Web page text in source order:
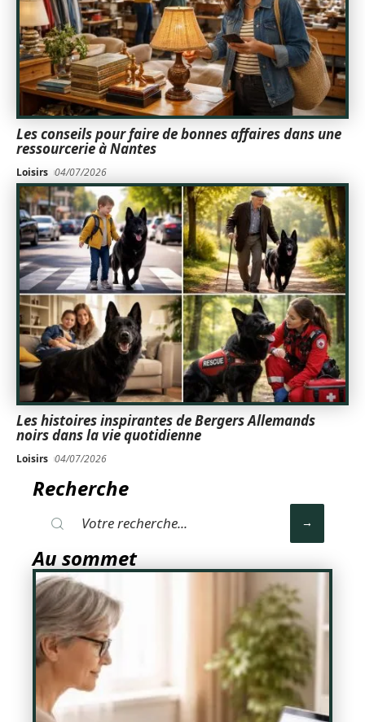
Les conseils pour faire de bonnes affaires dans une
ressourcerie à Nantes
Loisirs 04/07/2026
Les histoires inspirantes de Bergers Allemands
noirs dans la vie quotidienne
Loisirs 04/07/2026
Recherche
Au sommet